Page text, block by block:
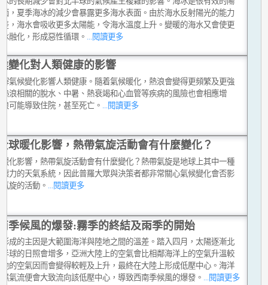
，夏季海冰的減少會暴露更多海水表面。由於海水反射陽光的能力
，海水會吸收更多太陽能，令海水溫度上升。變暖的海水又會使更
融化，形成惡性循環。 ...閱讀更多
變化對人類健康的影響
氣候變化影響人類健康。隨着氣候暖化，熱浪會變得更頻繁及更強
浪相關的脫水、中暑、熱衰竭和心血管等疾病的風險也會相應增
可能導致住院，甚至死亡。
...閱讀更多
球暖化影響，熱帶氣旋活動會有什麼變化？
化影響，熱帶氣旋活動會有什麼變化？熱帶氣旋是地球上其中一種
力的天氣系統，因此普羅大眾與決策者都非常關心氣候變化會否影
旋的活動。 ...閱讀更多
季候風的爆發:霧季的終結及雨季的開始
成的主因是大範圍海洋與陸地之間的溫差。踏入四月，太陽逐漸北
球的日照會增多，亞洲大陸上的空氣會比相鄰海洋上的空氣升溫較
的空氣因而會變得較輕及上升，最終在大陸上形成低壓中心。海洋
氣流便會大致流向該低壓中心，導致西南季候風的爆發。 ...閱讀更多